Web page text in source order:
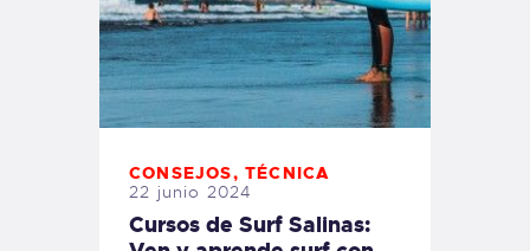
CONSEJOS,TÉCNICA
22 junio 2024
Cursos de Surf Salinas: